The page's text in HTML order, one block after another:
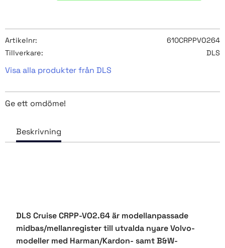
Artikelnr
610CRPPVO264
Tillverkare
DLS
Visa alla produkter från DLS
Ge ett omdöme!
DLS Cruise CRPP-VO2.64är modellanpassade
midbas/mellanregister till utvalda nyare Volvo-
modeller med Harman/Kardon- samt B&W-